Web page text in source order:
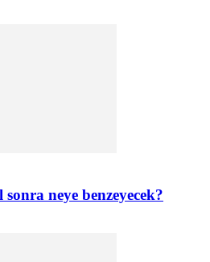
neye benzeyecek?